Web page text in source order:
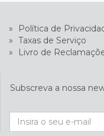
» Política de
» Taxas de Serviço
»
Livro de
Subscreva a nossa